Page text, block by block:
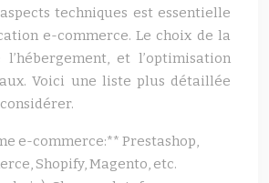
techniques est essentielle
e-commerce. Le choix de la
et l’optimisation
Voici une liste plus détaillée
e-commerce:** Prestashop,
Shopify, Magento, etc.